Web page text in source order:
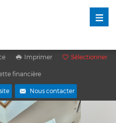
Imprimer Sélectionner
financière
Nous contacter